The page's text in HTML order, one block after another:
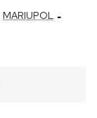
MARIUPOL -